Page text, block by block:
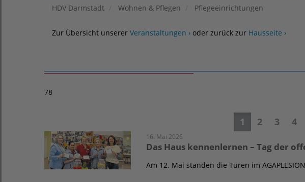
HDV Darmstadt Wohnen & Pflegen Pflegeeinrichtungen
Zur Übersicht unserer Veranstaltungen › oder zurück zur Hausseite ›
78
1 2 3 4
16. Mai 2026
Das Haus kennenlernen – Tag der
Am 12. Mai standen die Türen im